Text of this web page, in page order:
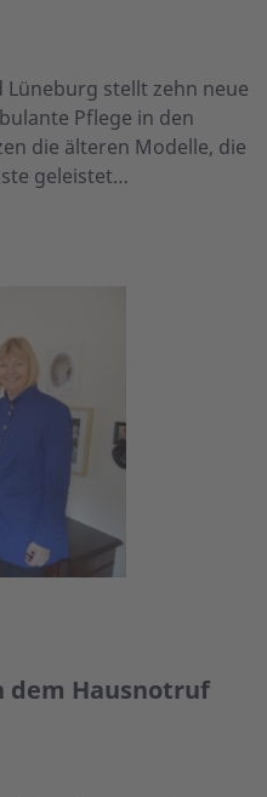
stellt zehn neue
Pflege in den
die älteren Modelle, die
geleistet…
dem Hausnotruf